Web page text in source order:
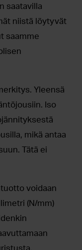
saatavilla
niistä löytyvät
saamme
Yleensä
Iso
mikä antaa
Tätä ei
voidaan
(N/mm)